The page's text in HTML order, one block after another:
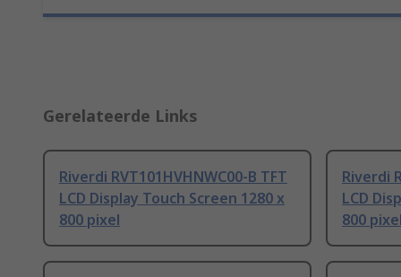
Gerelateerde Links
Riverdi RVT101HVHNWC00-B TFT
LCD Display Touch Screen 1280 x
800 pixel
Riverdi
LCD
800 pixel